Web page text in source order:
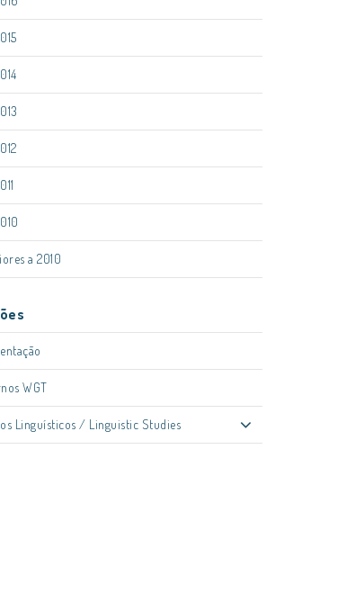
a 2010
WGT
Linguísticos / Linguistic Studies